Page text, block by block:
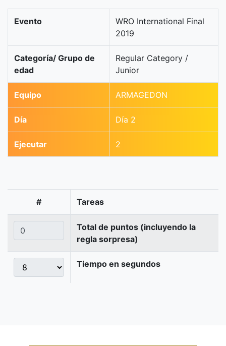
Evento
WRO International Final
2019
Categoría/ Grupo de
edad
Regular Category /
Junior
Equipo ARMAGEDON
Día Día 2
Ejecutar 2
# Tareas
Total de puntos (incluyendo la
regla sorpresa)
Tiempo en segundos